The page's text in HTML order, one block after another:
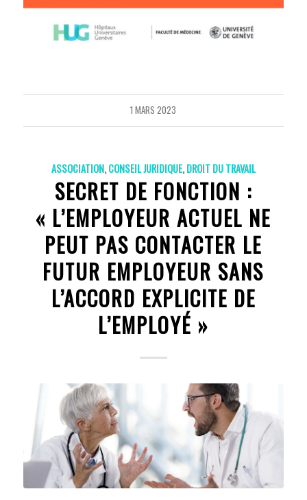
1 MARS 2023
ASSOCIATION,CONSEIL JURIDIQUE,DROIT DU TRAVAIL
SECRET DE FONCTION :
« L’EMPLOYEUR ACTUEL NE
PEUT PAS CONTACTER LE
FUTUR EMPLOYEUR SANS
L’ACCORD EXPLICITE DE
L’EMPLOYÉ »